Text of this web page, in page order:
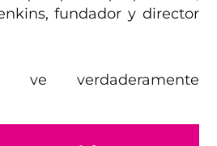
fundador y director
verdaderamente